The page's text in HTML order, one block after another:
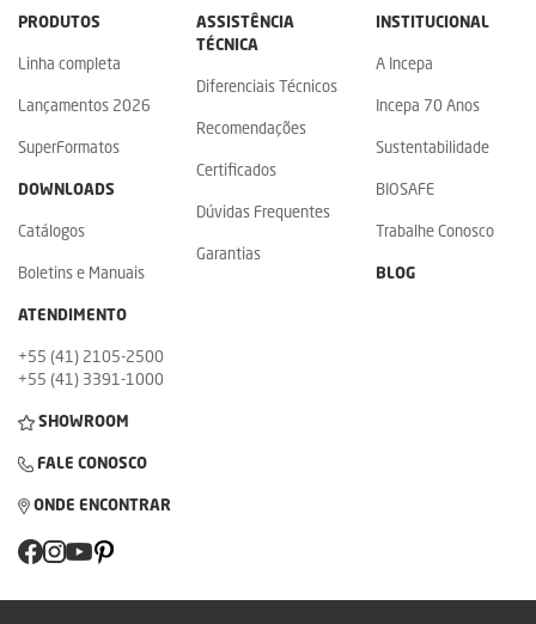
PRODUTOS
Linha completa
Lançamentos 2026
SuperFormatos
DOWNLOADS
Catálogos
Boletins e Manuais
ASSISTÊNCIA
TÉCNICA
Diferenciais Técnicos
Recomendações
Certificados
Dúvidas Frequentes
Garantias
INSTITUCIONAL
A Incepa
Incepa 70 Anos
Sustentabilidade
BIOSAFE
Trabalhe Conosco
BLOG
ATENDIMENTO
+55 (41) 2105-2500
+55 (41) 3391-1000
SHOWROOM
FALE CONOSCO
ONDE ENCONTRAR